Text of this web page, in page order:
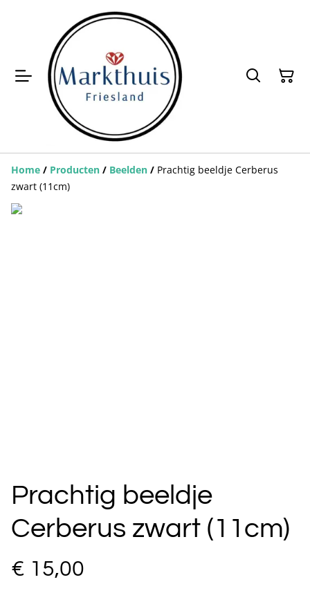
Home / Producten / Beelden / Prachtig beeldje Cerberus
zwart (11cm)
Prachtig beeldje
Cerberus zwart (11cm)
€ 15,00